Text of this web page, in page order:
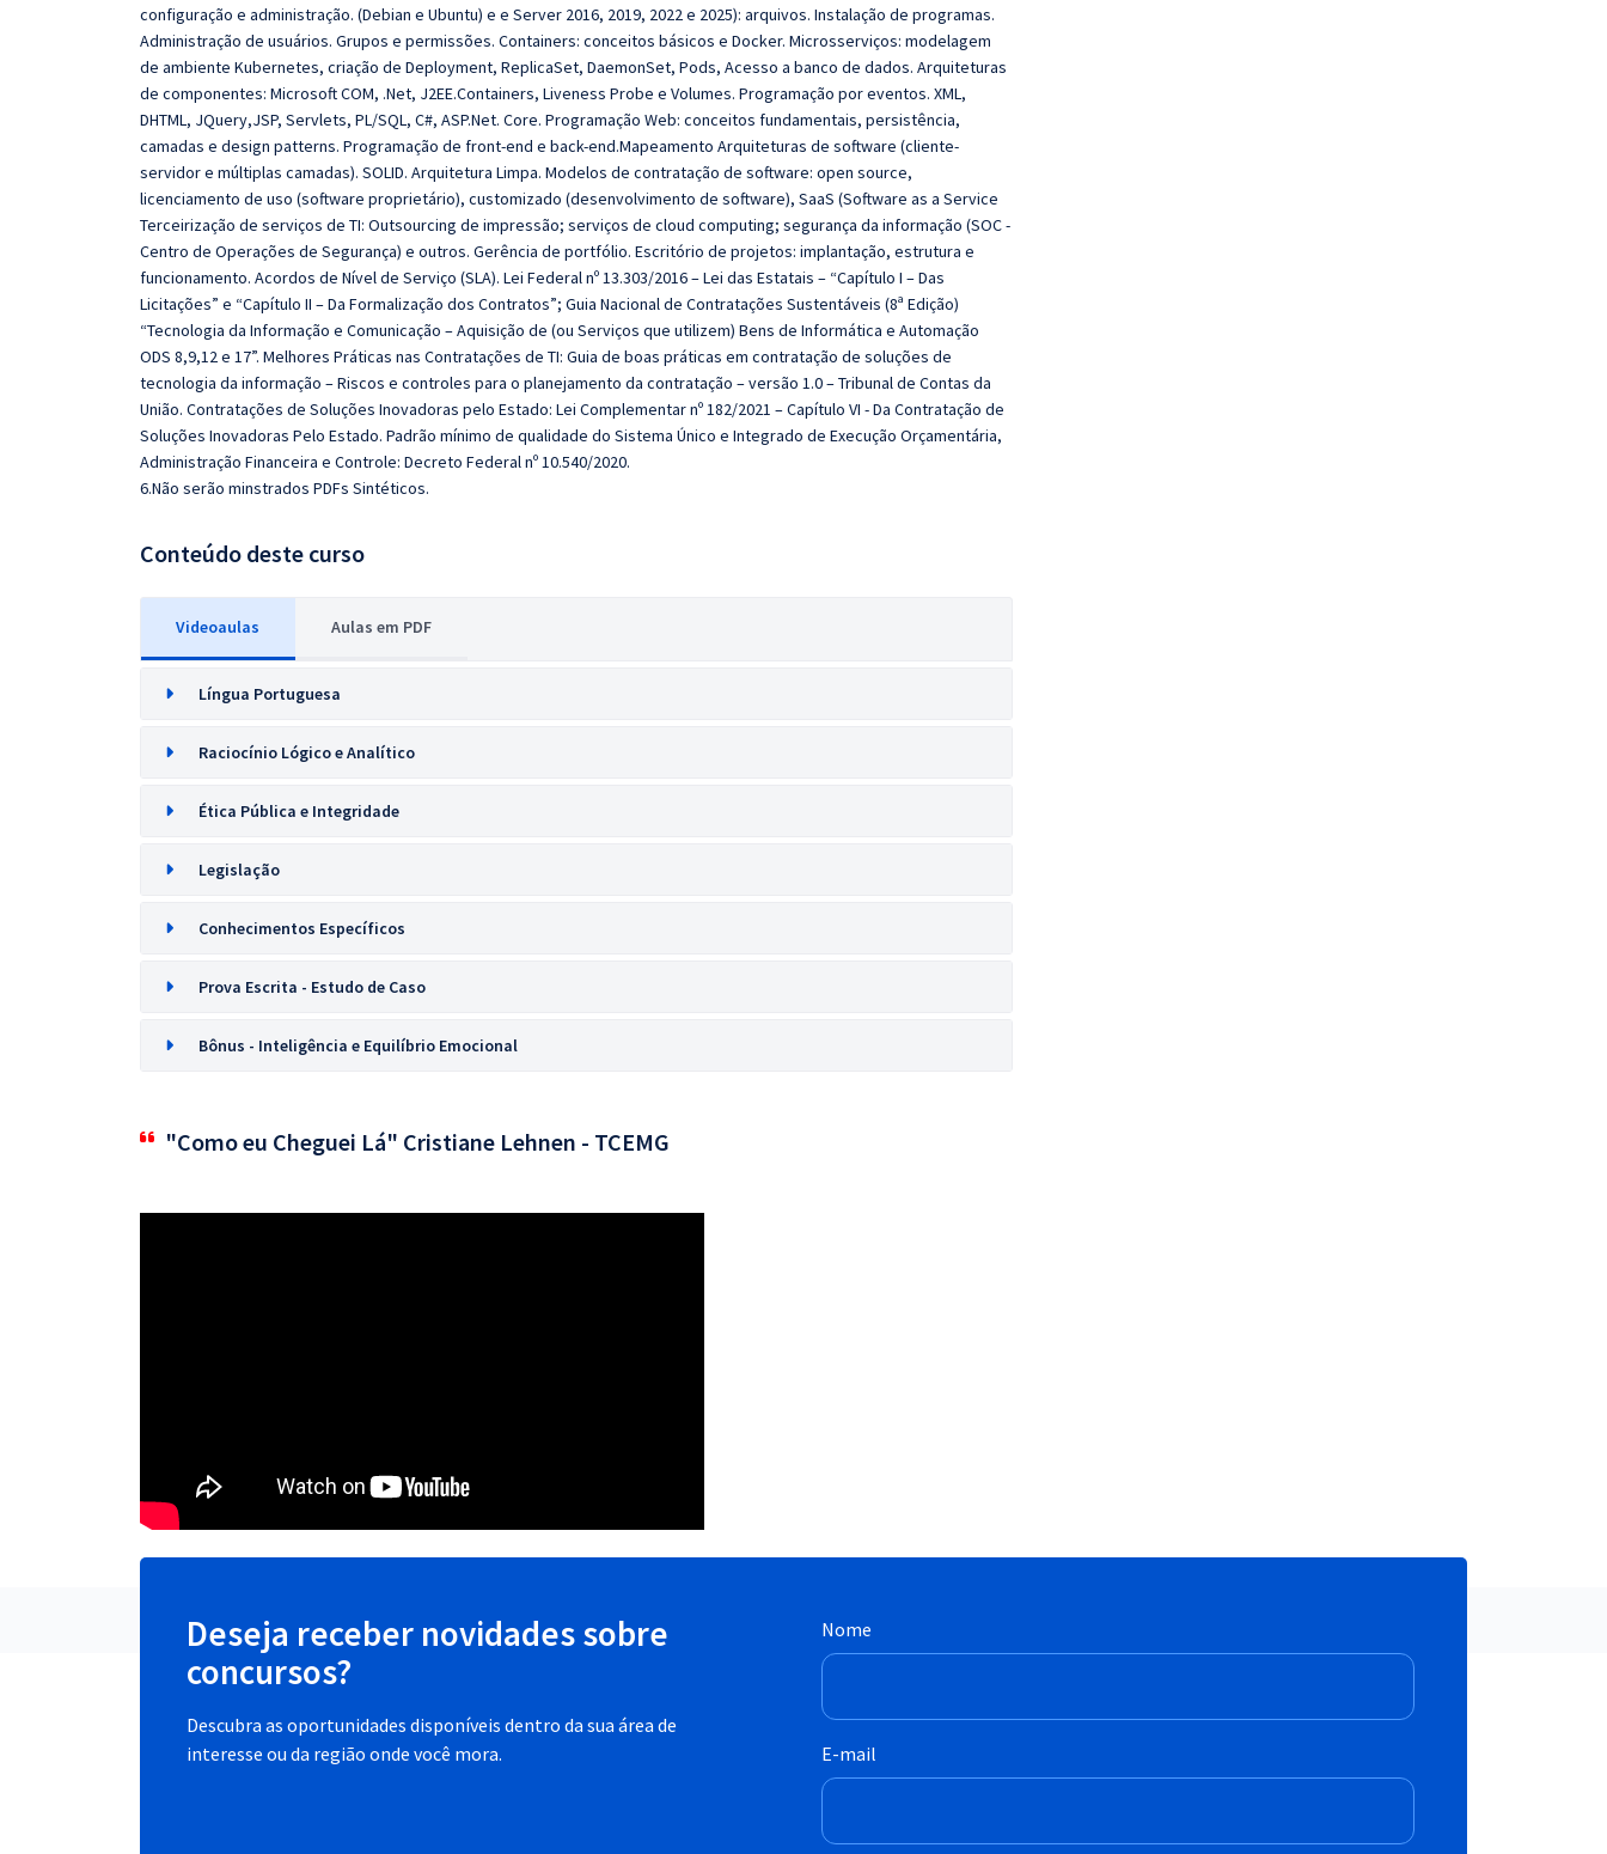
configuração e administração. (Debian e Ubuntu) e e Server 2016, 2019, 2022 e 2025): arquivos. Instalação de programas.
Administração de usuários. Grupos e permissões. Containers: conceitos básicos e Docker. Microsserviços: modelagem
de ambiente Kubernetes, criação de Deployment, ReplicaSet, DaemonSet, Pods, Acesso a banco de dados. Arquiteturas
de componentes: Microsoft COM, .Net, J2EE.Containers, Liveness Probe e Volumes. Programação por eventos. XML,
DHTML, JQuery,JSP, Servlets, PL/SQL, C#, ASP.Net. Core. Programação Web: conceitos fundamentais, persistência,
camadas e design patterns. Programação de front-end e back-end.Mapeamento Arquiteturas de software (cliente-
servidor e múltiplas camadas). SOLID. Arquitetura Limpa. Modelos de contratação de software: open source,
licenciamento de uso (software proprietário), customizado (desenvolvimento de software), SaaS (Software as a Service
Terceirização de serviços de TI: Outsourcing de impressão; serviços de cloud computing; segurança da informação (SOC -
Centro de Operações de Segurança) e outros. Gerência de portfólio. Escritório de projetos: implantação, estrutura e
funcionamento. Acordos de Nível de Serviço (SLA). Lei Federal nº 13.303/2016 – Lei das Estatais – “Capítulo I – Das
Licitações” e “Capítulo II – Da Formalização dos Contratos”; Guia Nacional de Contratações Sustentáveis (8ª Edição)
“Tecnologia da Informação e Comunicação – Aquisição de (ou Serviços que utilizem) Bens de Informática e Automação
ODS 8,9,12 e 17”. Melhores Práticas nas Contratações de TI: Guia de boas práticas em contratação de soluções de
tecnologia da informação – Riscos e controles para o planejamento da contratação – versão 1.0 – Tribunal de Contas da
União. Contratações de Soluções Inovadoras pelo Estado: Lei Complementar nº 182/2021 – Capítulo VI - Da Contratação de
Soluções Inovadoras Pelo Estado. Padrão mínimo de qualidade do Sistema Único e Integrado de Execução Orçamentária,
Administração Financeira e Controle: Decreto Federal nº 10.540/2020.
6.Não serão minstrados PDFs Sintéticos.
Conteúdo deste curso
Videoaulas Aulas em PDF
Língua Portuguesa
Raciocínio Lógico e Analítico
Ética Pública e Integridade
Legislação
Conhecimentos Específicos
Prova Escrita - Estudo de Caso
Bônus - Inteligência e Equilíbrio Emocional
"Como eu Cheguei Lá" Cristiane Lehnen - TCEMG
Deseja receber novidades sobre
concursos?
Descubra as oportunidades disponíveis dentro da sua área de
interesse ou da região onde você mora.
Nome
E-mail